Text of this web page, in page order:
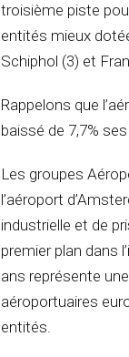
troisième piste
entités mieux
Schiphol (3) et
Rappelons que
baissé de 7,7%
Les groupes
l’aéroport
industrielle et de
premier plan dans
ans représente
aéroportuaires
entités.